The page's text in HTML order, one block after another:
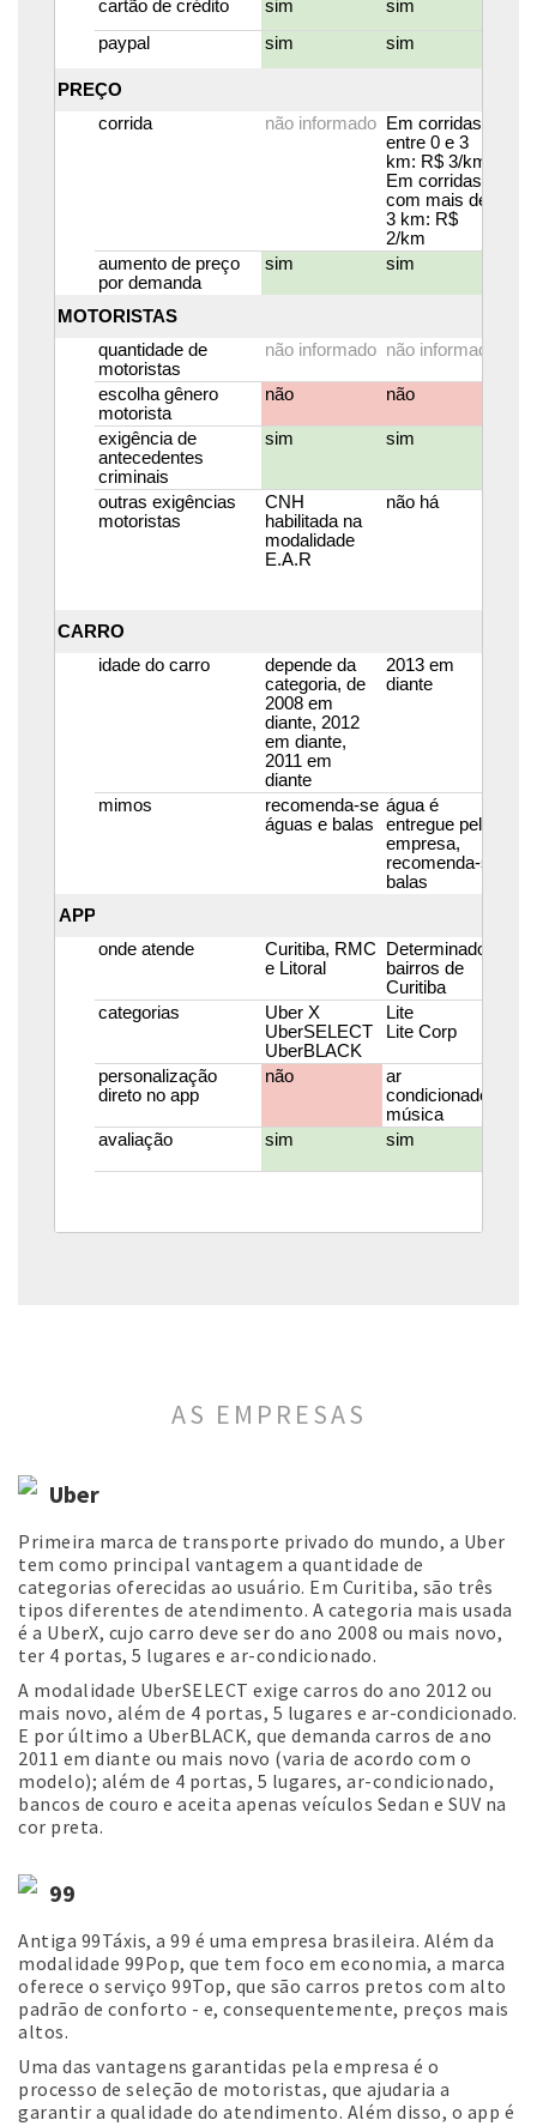
AS EMPRESAS
Uber
Primeira marca de transporte privado do mundo, a Uber
tem como principal vantagem a quantidade de
categorias oferecidas ao usuário. Em Curitiba, são três
tipos diferentes de atendimento. A categoria mais usada
é a UberX, cujo carro deve ser do ano 2008 ou mais novo,
ter 4 portas, 5 lugares e ar-condicionado.
A modalidade UberSELECT exige carros do ano 2012 ou
mais novo, além de 4 portas, 5 lugares e ar-condicionado.
E por último a UberBLACK, que demanda carros de ano
2011 em diante ou mais novo (varia de acordo com o
modelo); além de 4 portas, 5 lugares, ar-condicionado,
bancos de couro e aceita apenas veículos Sedan e SUV na
cor preta.
99
Antiga 99Táxis, a 99 é uma empresa brasileira. Além da
modalidade 99Pop, que tem foco em economia, a marca
oferece o serviço 99Top, que são carros pretos com alto
padrão de conforto - e, consequentemente, preços mais
altos.
Uma das vantagens garantidas pela empresa é o
processo de seleção de motoristas, que ajudaria a
garantir a qualidade do atendimento. Além disso, o app é